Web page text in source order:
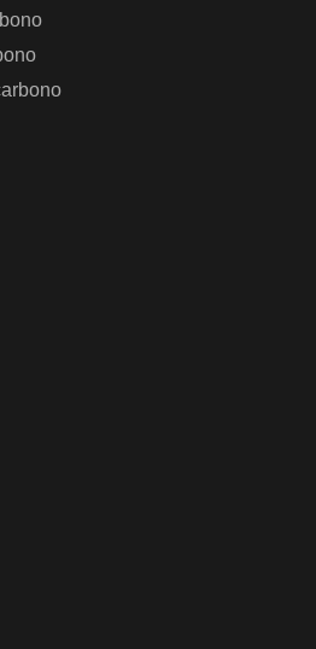
automoción
y recipientes a
en frío
cilindros de gas